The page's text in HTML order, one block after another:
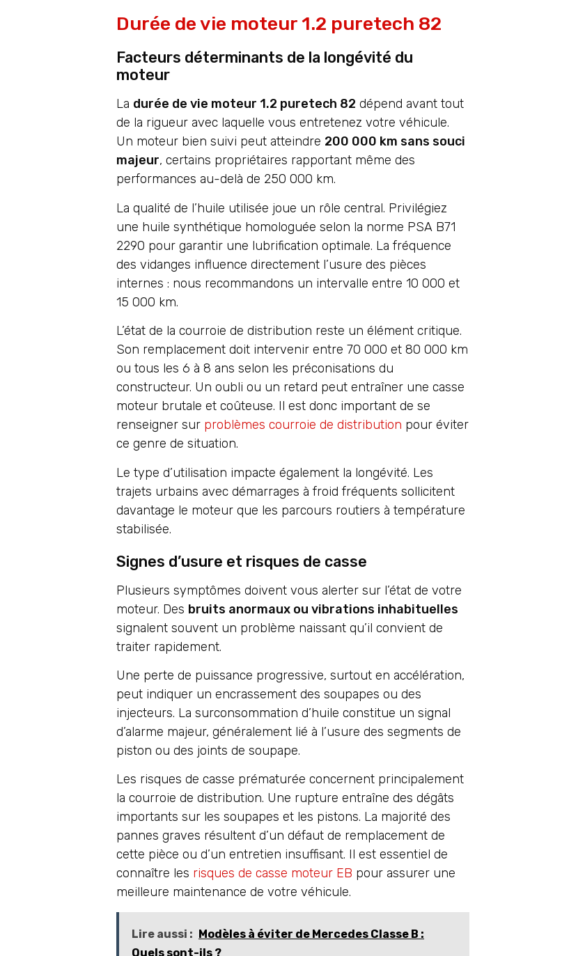
Durée de vie moteur 1.2 puretech 82
Facteurs déterminants de la longévité du
moteur
La durée de vie moteur 1.2 puretech 82 dépend avant tout
de la rigueur avec laquelle vous entretenez votre véhicule.
Un moteur bien suivi peut atteindre 200 000 km sans souci
majeur, certains propriétaires rapportant même des
performances au-delà de 250 000 km.
La qualité de l’huile utilisée joue un rôle central. Privilégiez
une huile synthétique homologuée selon la norme PSA B71
2290 pour garantir une lubrification optimale. La fréquence
des vidanges influence directement l’usure des pièces
internes : nous recommandons un intervalle entre 10 000 et
15 000 km.
L’état de la courroie de distribution reste un élément critique.
Son remplacement doit intervenir entre 70 000 et 80 000 km
ou tous les 6 à 8 ans selon les préconisations du
constructeur. Un oubli ou un retard peut entraîner une casse
moteur brutale et coûteuse. Il est donc important de se
renseigner sur problèmes courroie de distribution pour éviter
ce genre de situation.
Le type d’utilisation impacte également la longévité. Les
trajets urbains avec démarrages à froid fréquents sollicitent
davantage le moteur que les parcours routiers à température
stabilisée.
Signes d’usure et risques de casse
Plusieurs symptômes doivent vous alerter sur l’état de votre
moteur. Des bruits anormaux ou vibrations inhabituelles
signalent souvent un problème naissant qu’il convient de
traiter rapidement.
Une perte de puissance progressive, surtout en accélération,
peut indiquer un encrassement des soupapes ou des
injecteurs. La surconsommation d’huile constitue un signal
d’alarme majeur, généralement lié à l’usure des segments de
piston ou des joints de soupape.
Les risques de casse prématurée concernent principalement
la courroie de distribution. Une rupture entraîne des dégâts
importants sur les soupapes et les pistons. La majorité des
pannes graves résultent d’un défaut de remplacement de
cette pièce ou d’un entretien insuffisant. Il est essentiel de
connaître les risques de casse moteur EB pour assurer une
meilleure maintenance de votre véhicule.
Lire aussi : Modèles à éviter de Mercedes Classe B :
Quels sont-ils ?